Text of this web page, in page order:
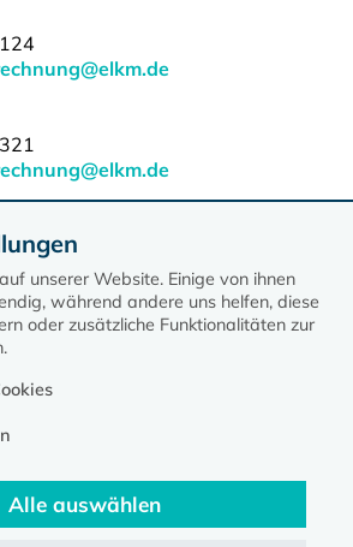
unserer Website. Einige von ihnen
während andere uns helfen, diese
oder zusätzliche Funktionalitäten zur
Alle auswählen